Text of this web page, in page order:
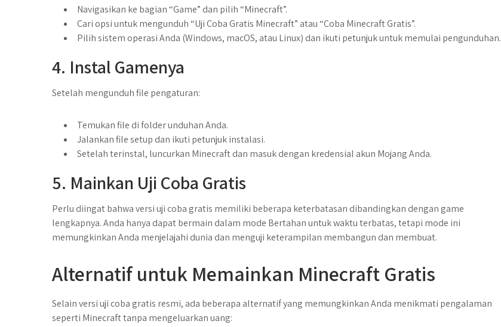
Navigasikan ke bagian “Game” dan pilih “Minecraft”.
Cari opsi untuk mengunduh “Uji Coba Gratis Minecraft” atau “Coba Minecraft Gratis”.
Pilih sistem operasi Anda (Windows, macOS, atau Linux) dan ikuti petunjuk untuk memulai pengunduhan.
4. Instal Gamenya
Setelah mengunduh file pengaturan:
Temukan file di folder unduhan Anda.
Jalankan file setup dan ikuti petunjuk instalasi.
Setelah terinstal, luncurkan Minecraft dan masuk dengan kredensial akun Mojang Anda.
5. Mainkan Uji Coba Gratis
Perlu diingat bahwa versi uji coba gratis memiliki beberapa keterbatasan dibandingkan dengan game
lengkapnya. Anda hanya dapat bermain dalam mode Bertahan untuk waktu terbatas, tetapi mode ini
memungkinkan Anda menjelajahi dunia dan menguji keterampilan membangun dan membuat.
Alternatif untuk Memainkan Minecraft Gratis
Selain versi uji coba gratis resmi, ada beberapa alternatif yang memungkinkan Anda menikmati pengalaman
seperti Minecraft tanpa mengeluarkan uang: